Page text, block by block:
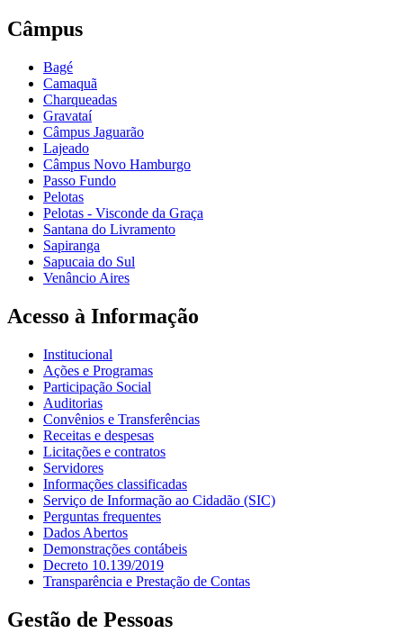
Câmpus
Bagé
Camaquã
Charqueadas
Gravataí
Câmpus Jaguarão
Lajeado
Câmpus Novo Hamburgo
Passo Fundo
Pelotas
Pelotas - Visconde da Graça
Santana do Livramento
Sapiranga
Sapucaia do Sul
Venâncio Aires
Acesso à Informação
Institucional
Ações e Programas
Participação Social
Auditorias
Convênios e Transferências
Receitas e despesas
Licitações e contratos
Servidores
Informações classificadas
Serviço de Informação ao Cidadão (SIC)
Perguntas frequentes
Dados Abertos
Demonstrações contábeis
Decreto 10.139/2019
Transparência e Prestação de Contas
Gestão de Pessoas